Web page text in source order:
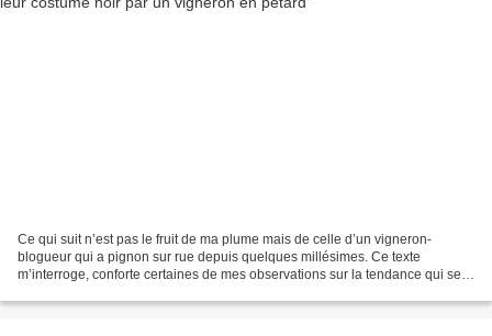
Ce qui suit n’est pas le fruit de ma plume mais de celle d’un vigneron-
blogueur qui a pignon sur rue depuis quelques millésimes. Ce texte
m’interroge, conforte certaines de mes observations sur la tendance qui se